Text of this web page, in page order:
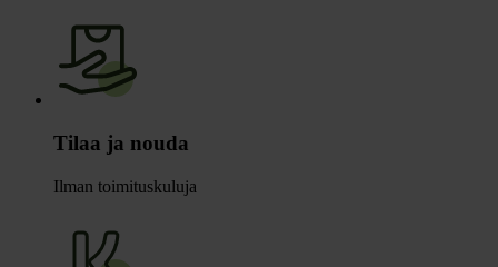
Tilaa ja nouda
Ilman toimituskuluja